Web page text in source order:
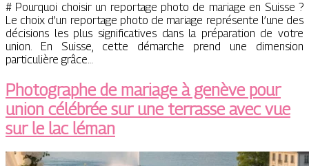
# Pourquoi choisir un reportage photo de mariage en Suisse ?
Le choix d’un reportage photo de mariage représente l’une des
décisions les plus significatives dans la préparation de votre
union. En Suisse, cette démarche prend une dimension
particulière grâce…
Photographe de mariage à genève pour
union célébrée sur une terrasse avec vue
sur le lac léman